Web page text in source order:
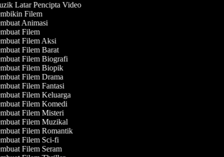
Latar Pencipta Video
Filem
Animasi
Filem
Filem Aksi
Filem Barat
Filem Biografi
Filem Biopik
Filem Drama
Filem Fantasi
Filem Keluarga
Filem Komedi
Filem Misteri
Filem Muzikal
Filem Romantik
Filem Sci-fi
Filem Seram